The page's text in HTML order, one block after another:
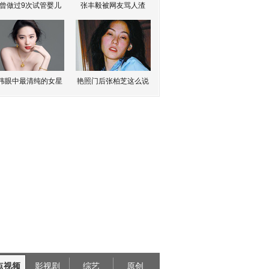
做过9次试管婴儿 张丰毅被网友骂人渣
眼中最清纯的女星 艳照门后张柏芝这么说
视频 影视剧 综艺 原创